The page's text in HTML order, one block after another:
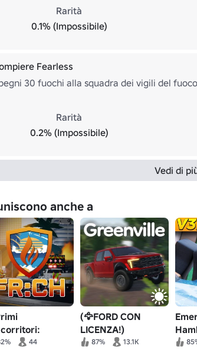
Rarità
0.1% (Impossibile)
Fearless
30 fuochi alla squadra dei vigili del
Rarità
0.2% (Impossibile)
Vedi di
anche a
Heat🌴
44
(🦅FORD CON
LICENZA!)
Greenville
87% 13.1K